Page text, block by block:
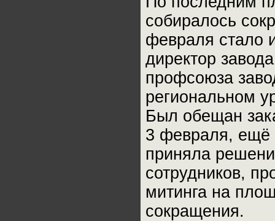
собиралось
февраля стало
директор
профсоюза
региональном
Был обещан
3 февраля, ещё
приняла
сотрудников,
митинга на
сокращения.